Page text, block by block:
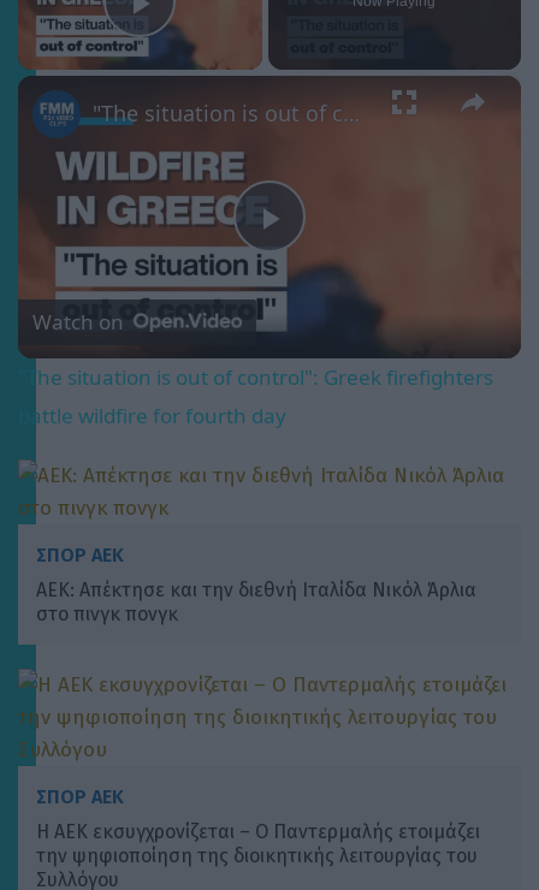
Play Video
×
Play
Video
"The situation is out of control": Greek firefighters battle wildfire for fourth day
Watch on
"The situation is out of control": Greek firefighters
battle wildfire for fourth day
ΣΠΟΡ ΑΕΚ
ΑΕΚ: Απέκτησε και την διεθνή Ιταλίδα Νικόλ Άρλια
στο πινγκ πονγκ
ΣΠΟΡ ΑΕΚ
Η ΑΕΚ εκσυγχρονίζεται – Ο Παντερμαλής ετοιμάζει
την ψηφιοποίηση της διοικητικής λειτουργίας του
Συλλόγου